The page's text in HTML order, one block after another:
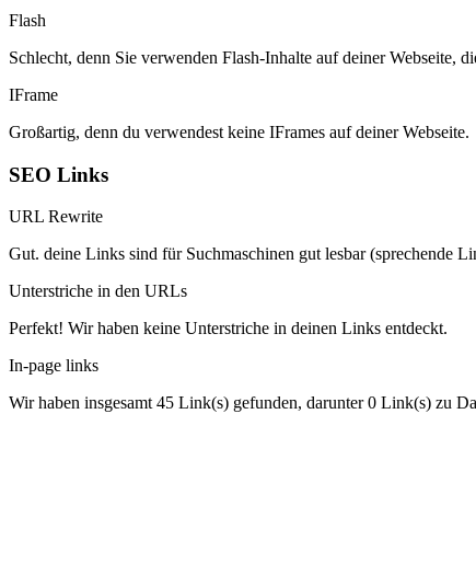
Flash
Schlecht, denn Sie verwenden Flash-Inhalte auf deiner Webseite,
IFrame
Großartig, denn du verwendest keine IFrames auf deiner Webseite.
SEO Links
URL Rewrite
Gut. deine Links sind für Suchmaschinen gut lesbar (sprechende
Unterstriche in den URLs
Perfekt! Wir haben keine Unterstriche in deinen Links entdeckt.
In-page links
Wir haben insgesamt 45 Link(s) gefunden, darunter 0 Link(s) zu